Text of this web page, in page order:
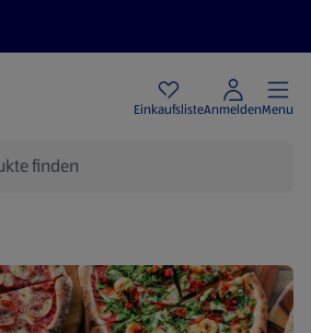
EinkaufslisteAnmeldenMenu